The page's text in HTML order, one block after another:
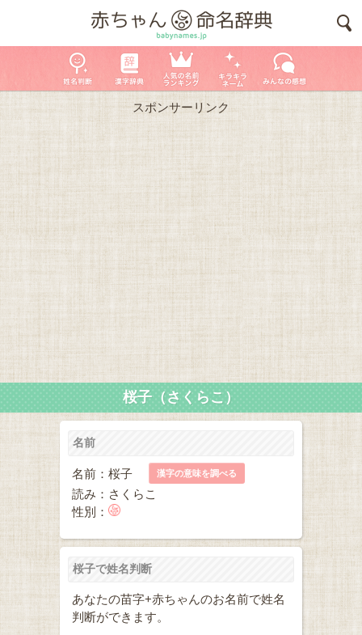
スポンサーリンク
桜子（さくらこ）
名前
名前：桜子 漢字の意味を調べる
読み：さくらこ
性別：
桜子で姓名判断
あなたの苗字+赤ちゃんのお名前で姓名
判断ができます。